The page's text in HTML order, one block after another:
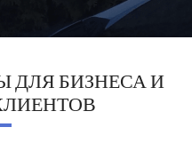
ДЛЯ БИЗНЕСА И